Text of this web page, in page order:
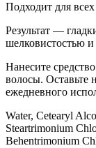
Подходит для
Результат —
шелковистостью
Нанесите
волосы. Оставьте
ежедневного
Water, Cetearyl
Steartrimonium
Behentrimonium